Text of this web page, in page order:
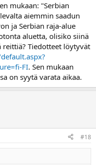
mukaan: "Serbian
aiemmin saadun
ja Serbian raja-alue
aluetta, olisiko siinä
Tiedotteet löytyvät
FI. Sen mukaan
on syytä varata aikaa.
#18